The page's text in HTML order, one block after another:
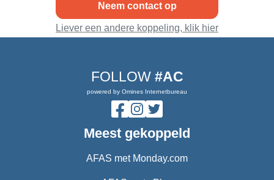
Neem contact op
Liever een andere koppeling, klik hier
FOLLOW #AC
powered by Omines Internetbureau
Meest gekoppeld
AFAS met Monday.com